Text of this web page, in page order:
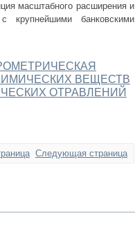
масштабного расширения и
с крупнейшими банковскими
ВЕЩЕСТВ
ОТРАВЛЕНИЙ
Следующая страница